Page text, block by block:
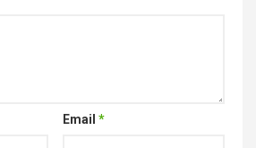
Email *